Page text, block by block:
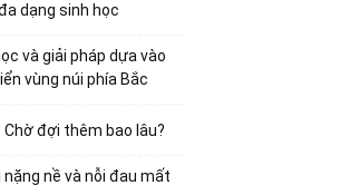
dạng sinh học
và giải pháp dựa vào
vùng núi phía Bắc
Chờ đợi thêm bao lâu?
nề và nỗi đau mất